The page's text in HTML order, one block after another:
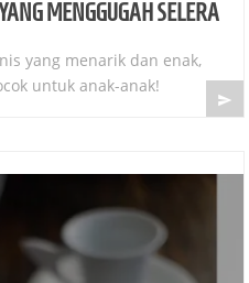
MENGGUGAH SELERA
yang menarik dan enak,
untuk anak-anak!
